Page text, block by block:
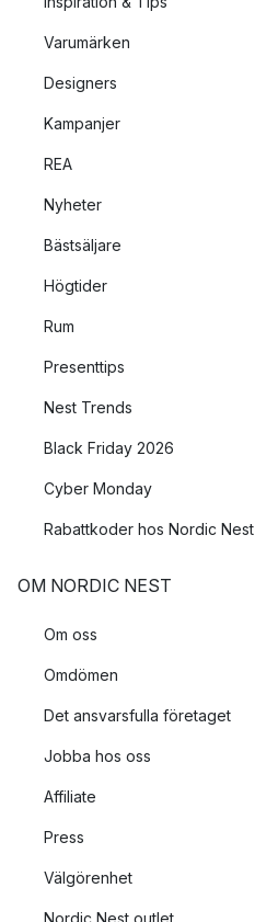
Varumärken
Designers
Kampanjer
REA
Nyheter
Bästsäljare
Högtider
Rum
Presenttips
Nest Trends
Black Friday 2026
Cyber Monday
Rabattkoder hos Nordic Nest
OM NORDIC NEST
Om oss
Omdömen
Det ansvarsfulla företaget
Jobba hos oss
Affiliate
Press
Välgörenhet
Nordic Nest outlet